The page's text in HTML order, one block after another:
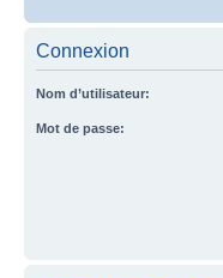
Connexion
Nom d’utilisateur:
Mot de passe: